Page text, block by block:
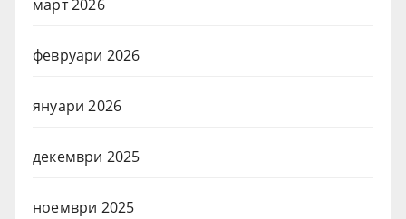
март 2026
февруари 2026
януари 2026
декември 2025
ноември 2025